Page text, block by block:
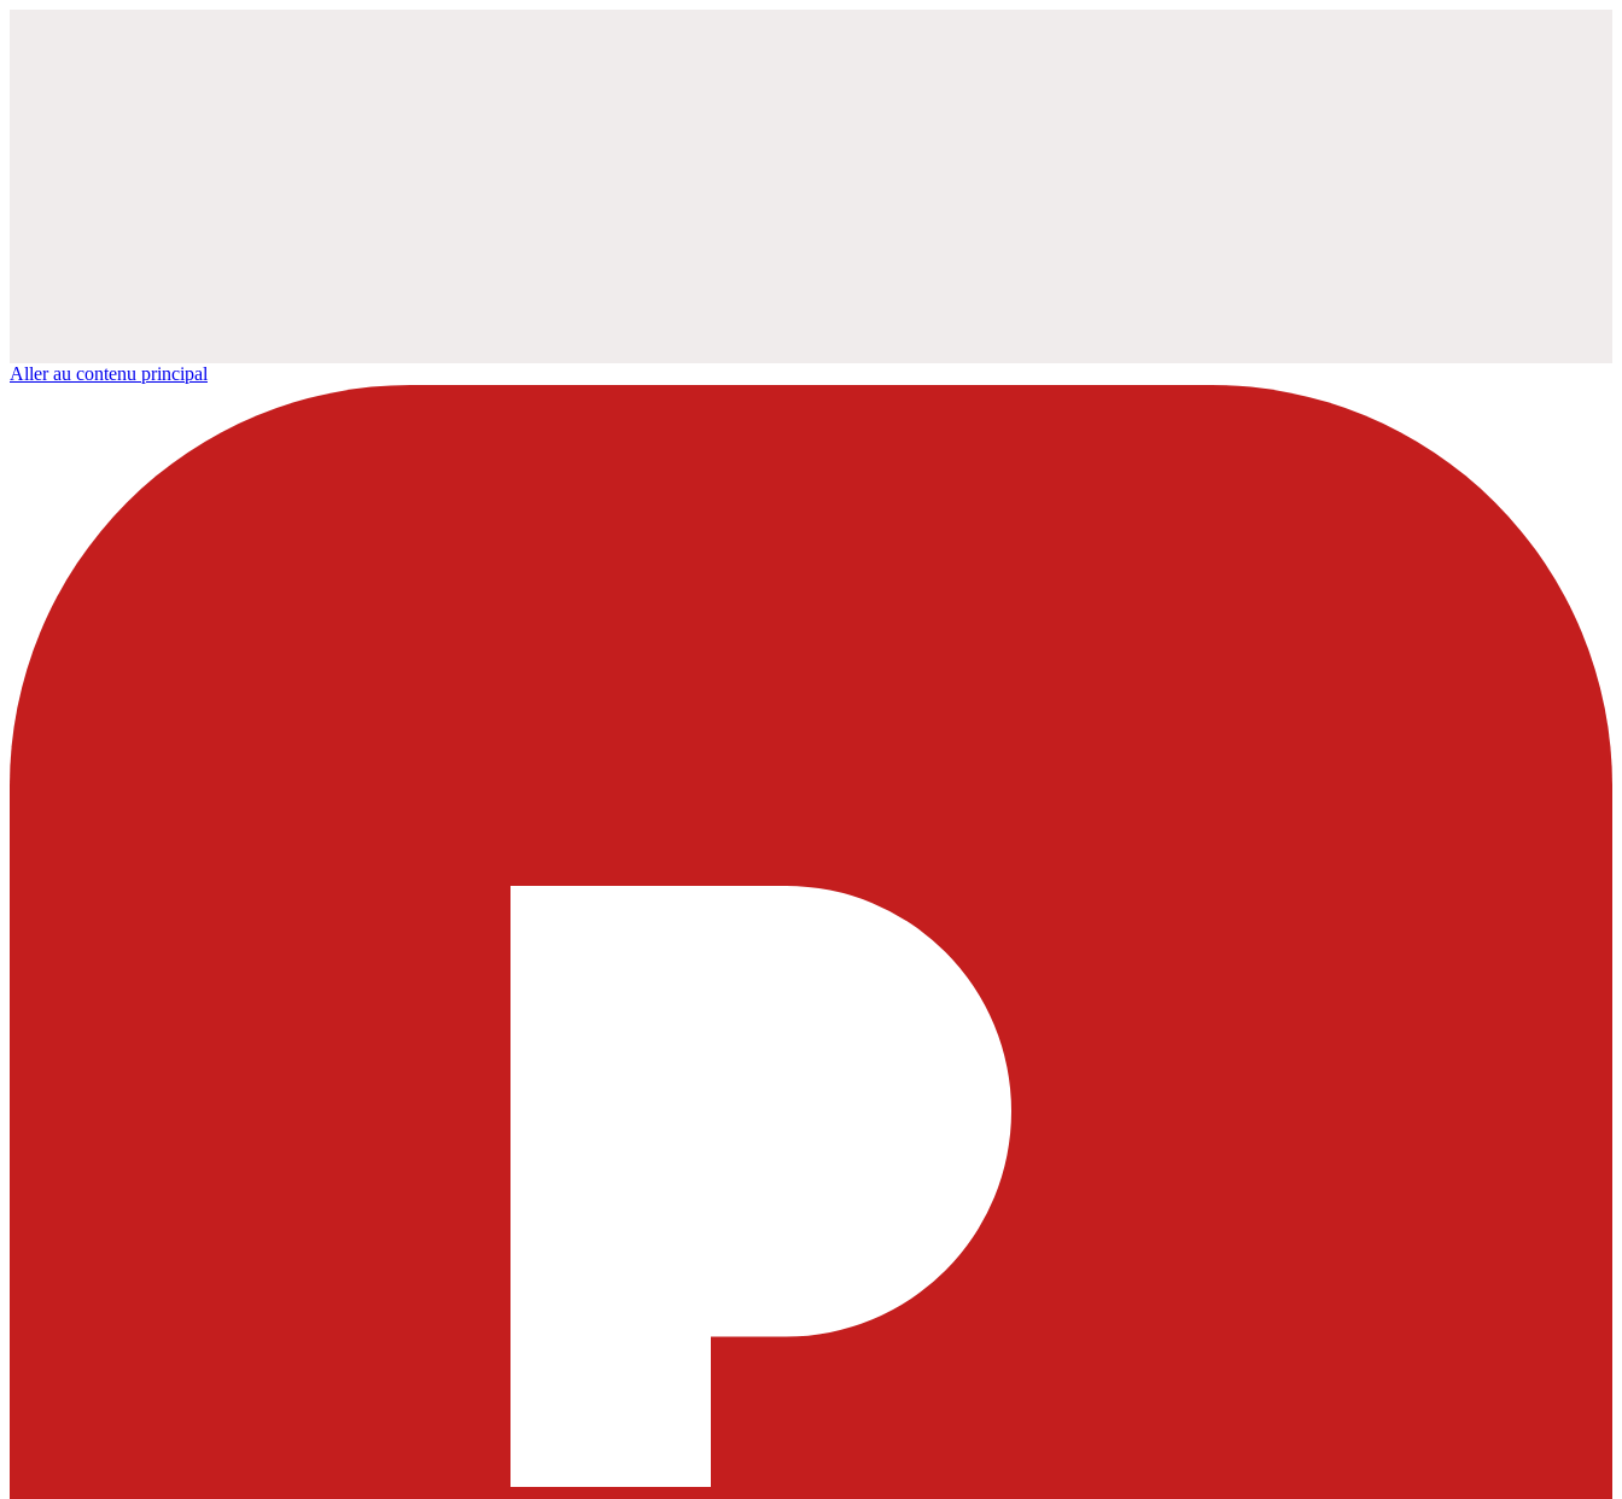
Aller au contenu principal